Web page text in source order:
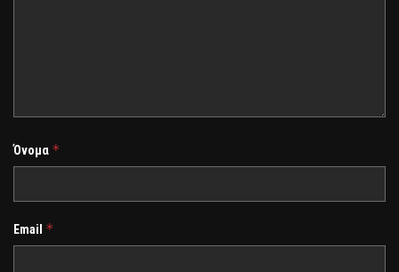
Όνομα *
Email *